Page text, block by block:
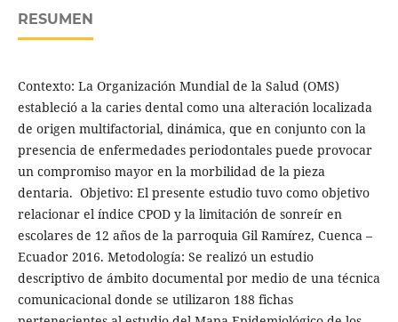
RESUMEN
Contexto: La Organización Mundial de la Salud (OMS)
estableció a la caries dental como una alteración localizada
de origen multifactorial, dinámica, que en conjunto con la
presencia de enfermedades periodontales puede provocar
un compromiso mayor en la morbilidad de la pieza
dentaria. Objetivo: El presente estudio tuvo como objetivo
relacionar el índice CPOD y la limitación de sonreír en
escolares de 12 años de la parroquia Gil Ramírez, Cuenca –
Ecuador 2016. Metodología: Se realizó un estudio
descriptivo de ámbito documental por medio de una técnica
comunicacional donde se utilizaron 188 fichas